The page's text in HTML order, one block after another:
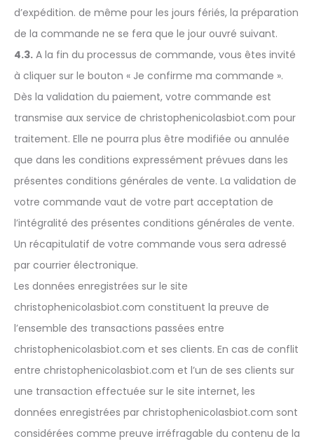
d’expédition. de même pour les jours fériés, la préparation
de la commande ne se fera que le jour ouvré suivant.
4.3. A la fin du processus de commande, vous êtes invité
à cliquer sur le bouton « Je confirme ma commande ».
Dès la validation du paiement, votre commande est
transmise aux service de christophenicolasbiot.com pour
traitement. Elle ne pourra plus être modifiée ou annulée
que dans les conditions expressément prévues dans les
présentes conditions générales de vente. La validation de
votre commande vaut de votre part acceptation de
l’intégralité des présentes conditions générales de vente.
Un récapitulatif de votre commande vous sera adressé
par courrier électronique.
Les données enregistrées sur le site
christophenicolasbiot.com constituent la preuve de
l’ensemble des transactions passées entre
christophenicolasbiot.com et ses clients. En cas de conflit
entre christophenicolasbiot.com et l’un de ses clients sur
une transaction effectuée sur le site internet, les
données enregistrées par christophenicolasbiot.com sont
considérées comme preuve irréfragable du contenu de la